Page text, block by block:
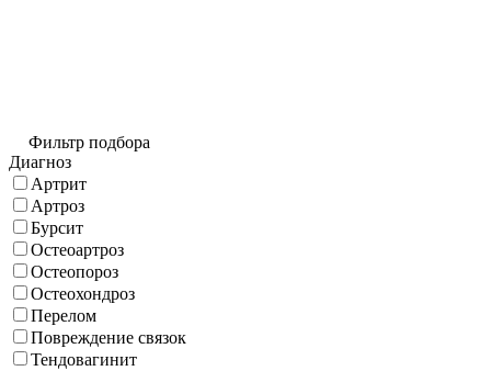
Фильтр подбора
Диагноз
Артрит
Артроз
Бурсит
Остеоартроз
Остеопороз
Остеохондроз
Перелом
Повреждение связок
Тендовагинит